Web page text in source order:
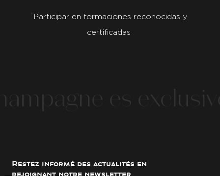
Participar en formaciones reconocidas y
certificadas
Restez informé des actualités en
rejoignant notre newsletter